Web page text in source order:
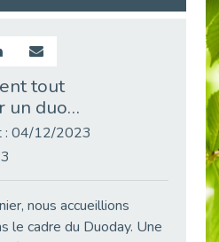
Retour sur l’atelier « Optimiser sa recherche d’emploi »
« Confiance en soi et acceptation du handicap » : un levier puissant vers l’emploi
tout
un duo…
: 04/12/2023
nous accueillions
le cadre du Duoday. Une